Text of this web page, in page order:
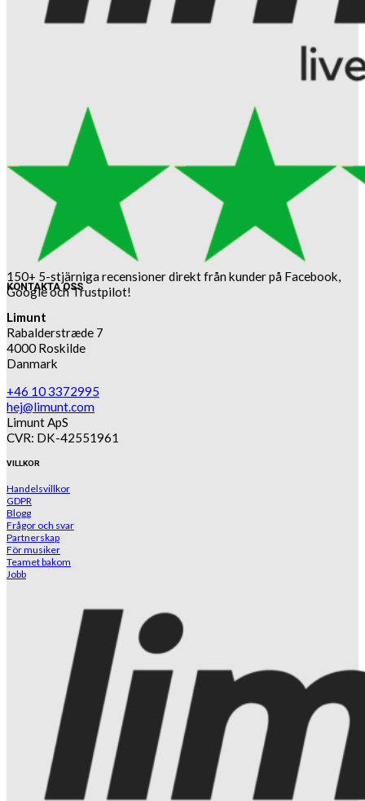
150+ 5-stjärniga recensioner direkt från kunder på Facebook,
Google och Trustpilot!
KONTAKTA OSS
Limunt
Rabalderstræde 7
4000 Roskilde
Danmark
+46 10 3372995
hej@limunt.com
Limunt ApS
CVR: DK-42551961
VILLKOR
Handelsvillkor
GDPR
Blogg
Frågor och svar
Partnerskap
För musiker
Teamet bakom
Jobb